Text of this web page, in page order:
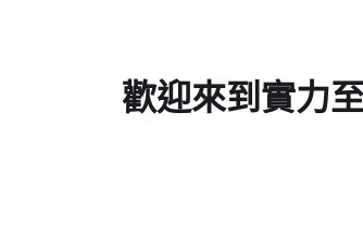
歡迎來到實力